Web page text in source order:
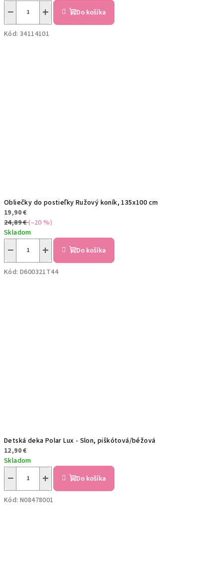
+
− Do košíka
Kód: 34114101
Obliečky do postieľky Ružový koník, 135x100 cm
19,90 €
24,89 €(–20 %)
Skladom
+
− Do košíka
Kód: D600321T44
Detská deka Polar Lux - Slon, piškótová/béžová
12,90 €
Skladom
+
− Do košíka
Kód: N08478001